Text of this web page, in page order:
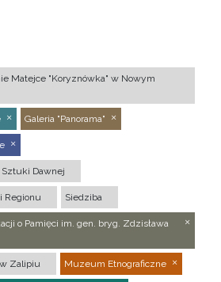
Matejce "Koryznówka" w Nowym
Galeria "Panorama"
Dawnej
Regionu Siedziba
o Pamięci im. gen. bryg. Zdzisława
Zalipiu Muzeum Etnograficzne